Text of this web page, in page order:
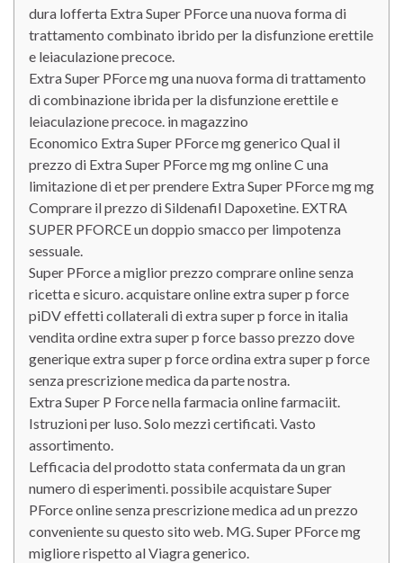
dura lofferta Extra Super PForce una nuova forma di
trattamento combinato ibrido per la disfunzione erettile
e leiaculazione precoce.
Extra Super PForce mg una nuova forma di trattamento
di combinazione ibrida per la disfunzione erettile e
leiaculazione precoce. in magazzino
Economico Extra Super PForce mg generico Qual il
prezzo di Extra Super PForce mg mg online C una
limitazione di et per prendere Extra Super PForce mg mg
Comprare il prezzo di Sildenafil Dapoxetine. EXTRA
SUPER PFORCE un doppio smacco per limpotenza
sessuale.
Super PForce a miglior prezzo comprare online senza
ricetta e sicuro. acquistare online extra super p force
piDV effetti collaterali di extra super p force in italia
vendita ordine extra super p force basso prezzo dove
generique extra super p force ordina extra super p force
senza prescrizione medica da parte nostra.
Extra Super P Force nella farmacia online farmaciit.
Istruzioni per luso. Solo mezzi certificati. Vasto
assortimento.
Lefficacia del prodotto stata confermata da un gran
numero di esperimenti. possibile acquistare Super
PForce online senza prescrizione medica ad un prezzo
conveniente su questo sito web. MG. Super PForce mg
migliore rispetto al Viagra generico.